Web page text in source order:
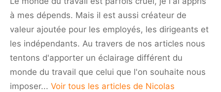
des
entreprises
?
à mes dépends. Mais il est aussi créateur de
valeur ajoutée pour les employés, les dirigeants et
les indépendants. Au travers de nos articles nous
tentons d'apporter un éclairage différent du
monde du travail que celui que l'on souhaite nous
imposer... Voir tous les articles de Nicolas